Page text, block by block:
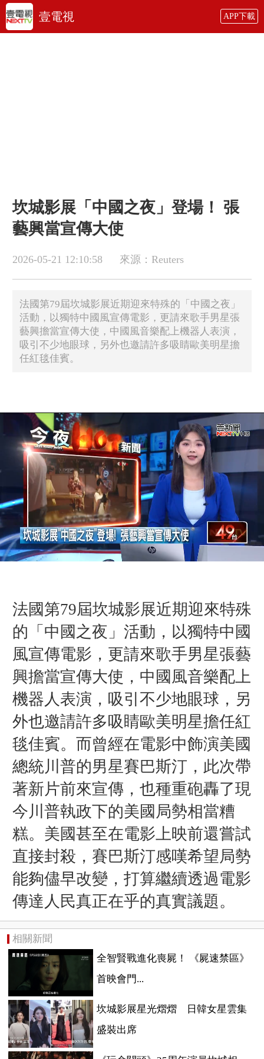
壹電視 APP下載
坎城影展「中國之夜」登場！ 張
藝興當宣傳大使
2026-05-21 12:10:58 來源：Reuters
法國第79屆坎城影展近期迎來特殊的「中國之夜」
活動，以獨特中國風宣傳電影，更請來歌手男星張
藝興擔當宣傳大使，中國風音樂配上機器人表演，
吸引不少地眼球，另外也邀請許多吸睛歐美明星擔
任紅毯佳賓。
法國第79屆坎城影展近期迎來特殊
的「中國之夜」活動，以獨特中國
風宣傳電影，更請來歌手男星張藝
興擔當宣傳大使，中國風音樂配上
機器人表演，吸引不少地眼球，另
外也邀請許多吸睛歐美明星擔任紅
毯佳賓。而曾經在電影中飾演美國
總統川普的男星賽巴斯汀，此次帶
著新片前來宣傳，也種重砲轟了現
今川普執政下的美國局勢相當糟
糕。美國甚至在電影上映前還嘗試
直接封殺，賽巴斯汀感嘆希望局勢
能夠儘早改變，打算繼續透過電影
傳達人民真正在乎的真實議題。
相關新聞
全智賢戰進化喪屍！ 《屍速禁區》
首映會門...
坎城影展星光熠熠 日韓女星雲集
盛裝出席